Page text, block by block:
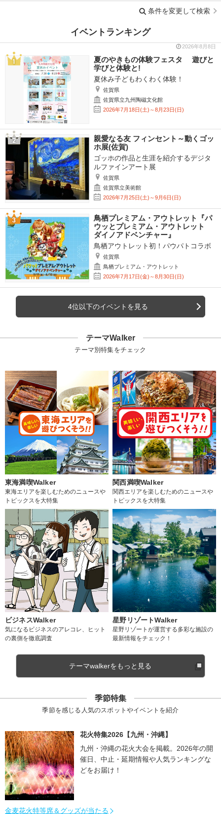
条件を変更して検索
イベントランキング
2026年8月8日
夏のやきもの体験フェスタ 遊びと
学びと体験と!
夏休み子どもわくわく体験！
佐賀県
佐賀県立九州陶磁文化館
2026年7月18日(土)～8月23日(日)
親愛なる友 フィンセント～動くゴッ
ホ展(佐賀)
ゴッホの作品と生涯を紹介するデジタ
ルファインアート展
佐賀県
佐賀県立美術館
2026年7月25日(土)～9月6日(日)
鳥栖プレミアム・アウトレット『パ
ウッとプレミアム・アウトレット
ダイノアドベンチャー』
鳥栖アウトレット初！パウパトコラボ
佐賀県
鳥栖プレミアム・アウトレット
2026年7月17日(金)～8月30日(日)
4位以下のイベントを見る
テーマWalker
テーマ別特集をチェック
東海満喫Walker
東海エリアを楽しむためのニュースや
トピックスを大特集
関西満喫Walker
関西エリアを楽しむためのニュースや
トピックスを大特集
ビジネスWalker
気になるビジネスのアレコレ、ヒット
の裏側を徹底調査
星野リゾートWalker
星野リゾートが運営する多彩な施設の
最新情報をチェック！
テーマwalkerをもっと見る
季節特集
季節を感じる人気のスポットやイベントを紹介
花火特集2026【九州・沖縄】
九州・沖縄の花火大会を掲載。2026年の開
催日、中止・延期情報や人気ランキングな
どをお届け！
金麦花火特等席＆グッズが当たる